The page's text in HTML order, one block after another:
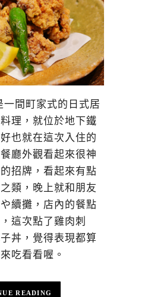
間町家式的日式居
理，就位於地下鐵
也就在這次入住的
廳外觀看起來很神
招牌，看起來有點
類，晚上就和朋友
續攤，店內的餐點
這次點了雞肉刺
丼，覺得表現都算
吃看看喔。
READING